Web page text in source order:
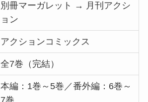
別冊マーガレット → 月刊アクシ
ョン
アクションコミックス
全7巻（完結）
本編：1巻～5巻／番外編：6巻～